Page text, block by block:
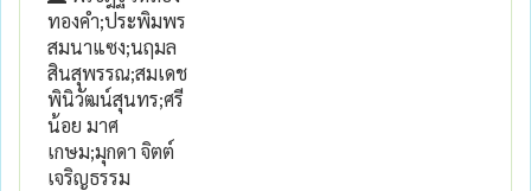
ทองคำ;ประพิมพร
สมนาแซง;นฤมล
สินสุพรรณ;สมเดช
พินิวัฒน์สุนทร;ศรี
น้อย มาศ
เกษม;มุกดา จิตต์
เจริญธรรม